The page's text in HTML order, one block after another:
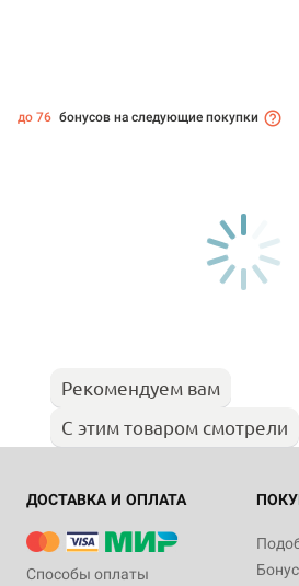
до 76 бонусов на следующие покупки
Рекомендуем вам
С этим товаром смотрели
ДОСТАВКА И ОПЛАТА
Способы оплаты